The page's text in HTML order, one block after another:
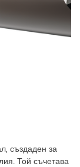
създаден за
Той съчетава